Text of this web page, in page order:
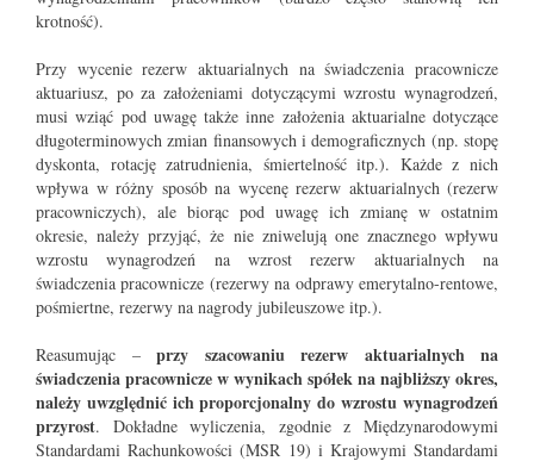
krotność).
Przy wycenie rezerw aktuarialnych na świadczenia pracownicze
aktuariusz, po za założeniami dotyczącymi wzrostu wynagrodzeń,
musi wziąć pod uwagę także inne założenia aktuarialne dotyczące
długoterminowych zmian finansowych i demograficznych (np. stopę
dyskonta, rotację zatrudnienia, śmiertelność itp.). Każde z nich
wpływa w różny sposób na wycenę rezerw aktuarialnych (rezerw
pracowniczych), ale biorąc pod uwagę ich zmianę w ostatnim
okresie, należy przyjąć, że nie zniwelują one znacznego wpływu
wzrostu wynagrodzeń na wzrost rezerw aktuarialnych na
świadczenia pracownicze (rezerwy na odprawy emerytalno-rentowe,
pośmiertne, rezerwy na nagrody jubileuszowe itp.).
Reasumując – przy szacowaniu rezerw aktuarialnych na
świadczenia pracownicze w wynikach spółek na najbliższy okres,
należy uwzględnić ich proporcjonalny do wzrostu wynagrodzeń
przyrost. Dokładne wyliczenia, zgodnie z Międzynarodowymi
Standardami Rachunkowości (MSR 19) i Krajowymi Standardami